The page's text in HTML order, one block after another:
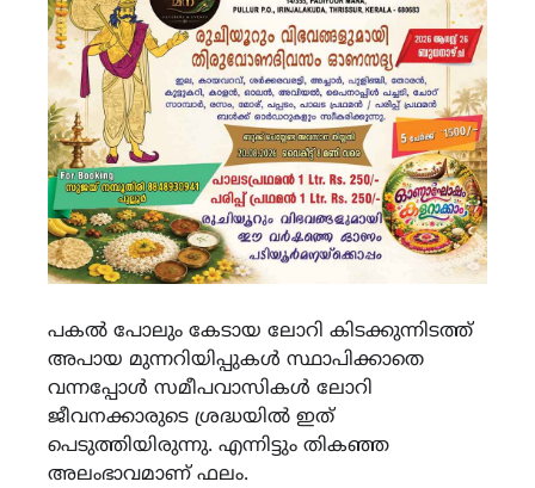
പകൽ പോലും കേടായ ലോറി കിടക്കുന്നിടത്ത്
അപായ മുന്നറിയിപ്പുകൾ സ്ഥാപിക്കാതെ
വന്നപ്പോൾ സമീപവാസികൾ ലോറി
ജീവനക്കാരുടെ ശ്രദ്ധയിൽ ഇത്
പെടുത്തിയിരുന്നു. എന്നിട്ടും തികഞ്ഞ
അലംഭാവമാണ് ഫലം.